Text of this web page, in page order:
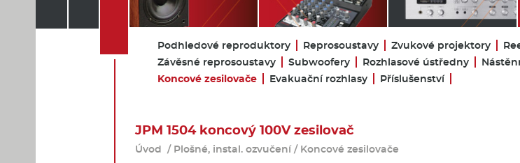
Podhledové reproduktory Reprosoustavy Zvukové projektory
Závěsné reprosoustavy
Subwoofery Rozhlasové ústředny
Koncové zesilovače
Evakuační rozhlasy Příslušenství
JPM 1504 koncový 100V zesilovač
Úvod / Plošné, instal. ozvučení/ Koncové zesilovače